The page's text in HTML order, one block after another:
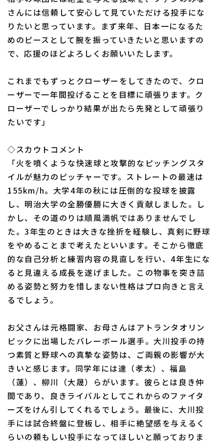
利用規約 プライバシーポリシー
運営会社（別ウィンドウで開く）
特定商取引法の表示 アルバイト募集（別ウィンドウで開く
さんには信頼して安心して見ていただける投手にな
りたいと思っています。まず来年、日本一になるた
めのピースとして腕を振っていきたいと思いますの
で、応援のほどよろしくお願いいたします。
これまでもずっとクローザーをしてきたので、クロ
ーザーで一年間投げることを目標に頑張ります。ク
ローザーでしっかり結果が出たら先発として頑張り
たいです」
◇スカウトコメント
「火を噴くような快速球と攻撃的なピッチングスタ
イルが魅力のピッチャーです。ストレートの最速は
155km/h。大学4年の秋には圧倒的な投球を披露
し、明治大学の全勝優勝に大きく貢献しました。し
かし、その道のりは順風満帆ではありませんでし
た。3年生のときは大きな挫折を経験し、真剣に野球
をやめることまで考えたといいます。そこから徹底
的な自己分析と練習内容の見直しを行い、4年生にな
ると見違える成長を遂げました。この物事を突き詰
める姿勢と努力を惜しまない性格はプロ向きと言え
るでしょう。
お父さんは元格闘家、お母さんはアトランタオリン
ピックに出場したバレーボール選手。大川投手の持
つ素質と野球への真摯な姿勢は、ご両親の影響が大
きいと感じます。同学年には達（孝太）、福島
（蓮）、柳川（大晟）らがいます。彼らとは良き仲
間であり、良きライバルとしてこれからのファイタ
ーズをけん引してくれるでしょう。最後に、大川投
手には試合終盤に登板し、相手に絶望感を与えるく
らいの頼もしい投手になってほしいと願っておりま